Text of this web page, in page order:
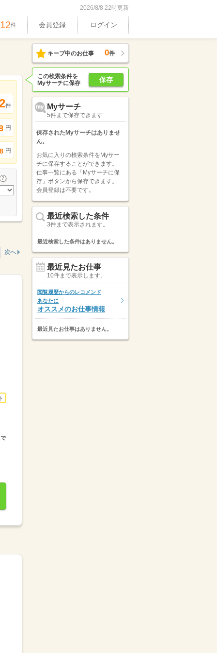
2026/8/8 22時更新
件 会員登録 ログイン
件
円
円
次へ
キープ中のお仕事 0件
保存
この検索条件を
Myサーチに保存
Myサーチ
5件まで保存できます
保存されたMyサーチはありませ
ん。
お気に入りの検索条件をMyサー
チに保存することができます。
仕事一覧にある「Myサーチに保
存」ボタンから保存できます。
会員登録は不要です。
最近検索した条件
3件まで表示されます。
最近検索した条件はありません。
最近見たお仕事
10件まで表示します。
閲覧履歴からのレコメンド
あなたに
オススメのお仕事情報
最近見たお仕事はありません。